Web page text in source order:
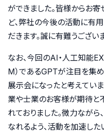
ができました。皆様からお
ど、弊社の今後の活動に有
だきます。誠に有難うござい
なお、今回のAI・人工知能
M）であるGPTが注目を集
展示会になったと考えてい
業や士業のお客様が期待と
れておりました。微力なが
なれるよう、活動を加速した